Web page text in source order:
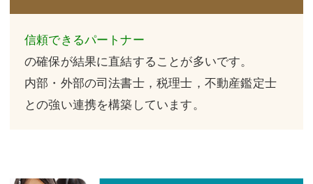
東京事務所 (新宿・四谷)
埼玉事務所 (さいたま市)
川口事務所（埼玉県川口市）
埼玉事務所 (さいたま市)
川口事務所（埼玉県川口市）
お問い合せフォーム
信頼できるパートナー
の確保が結果に直結することが多いです。
内部・外部の司法書士，税理士，不動産鑑定士
との強い連携を構築しています。